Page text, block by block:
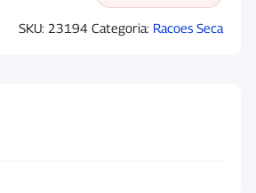
SKU: 23194 Categoria: Racoes Seca